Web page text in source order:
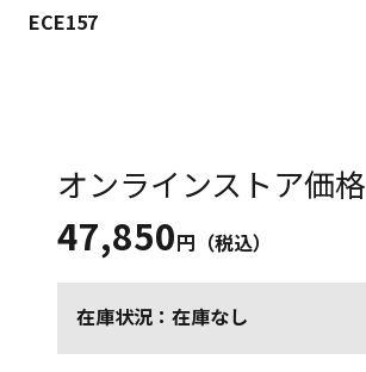
ECE157
オンラインストア価格
47,850円（税込）
在庫状況：在庫なし